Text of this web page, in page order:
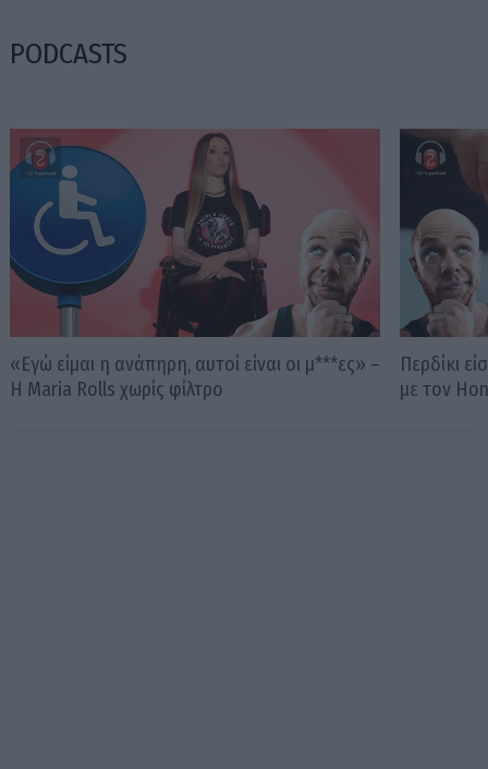
PODCASTS
«Εγώ είμαι η ανάπηρη, αυτοί είναι οι μ***ες» –
Η Maria Rolls χωρίς φίλτρο
Περδίκι
με τον